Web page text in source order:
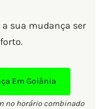
sua mudança ser
Em Goiânia
no horário combinado